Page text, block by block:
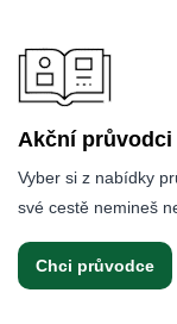
Akční průvodci
Vyber si z nabídky
své cestě nemineš
Chci průvodce